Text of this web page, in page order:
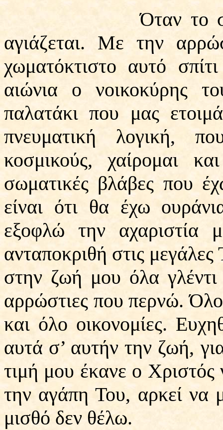
Όταν το σώμα
αγιάζεται. Με την
χωματόκτιστο αυτό
αιώνια ο νοικοκύρης
παλατάκι που μας
πνευματική λογική,
κοσμικούς, χαίρομαι
σωματικές βλάβες που
είναι ότι θα έχω
εξοφλώ την
ανταποκριθή στις μεγάλες
στην ζωή μου όλα γλέντι
αρρώστιες που περνώ.
και όλο οικονομίες.
αυτά σ’ αυτήν την ζωή,
τιμή μου έκανε ο
την αγάπη Του, αρκεί να
μισθό δεν θέλω.